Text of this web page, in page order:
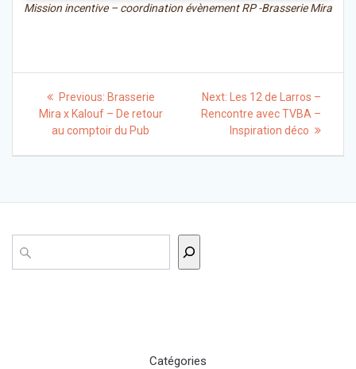
Mission incentive – coordination évènement RP -Brasserie Mira
Navigation
l’article
Previous: Previous
post:
Brasserie
Mira x Kalouf – De retour
au comptoir du Pub
Next: Next
post:
Les 12 de Larros –
Rencontre avec TVBA –
Inspiration déco
Rechercher
Catégories